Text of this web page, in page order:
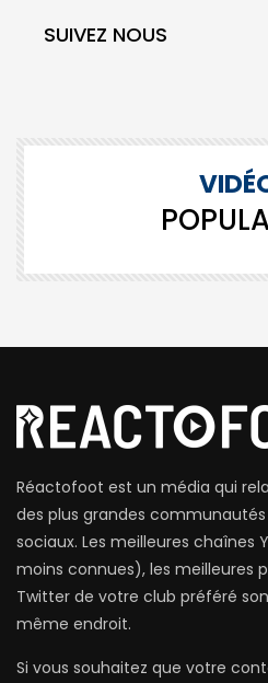
SUIVEZ NOUS
Réactofoot est un média qui
des plus grandes
sociaux. Les meilleures chaînes
moins connues), les meilleures
Twitter de votre club préféré
même endroit.
Si vous souhaitez que votre